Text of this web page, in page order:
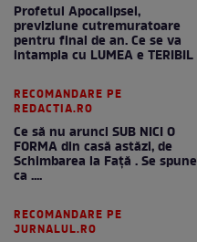
Profetul Apocalipsei,
previziune cutremuratoare
pentru final de an. Ce se va
intampla cu LUMEA e TERIBIL
RECOMANDARE PE
REDACTIA.RO
Ce să nu arunci SUB NICI O
FORMA din casă astăzi, de
Schimbarea la Față . Se spune
ca ....
RECOMANDARE PE
JURNALUL.RO